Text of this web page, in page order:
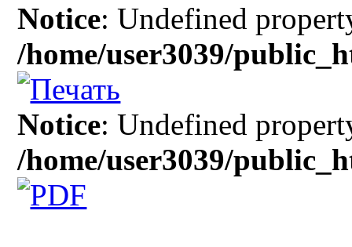
Notice: Undefined
/home/user3039/
Notice: Undefined
/home/user3039/